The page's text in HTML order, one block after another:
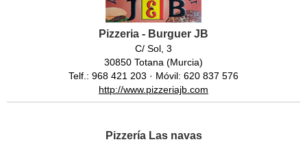
Pizzeria - Burguer JB
C/ Sol, 3
30850 Totana (Murcia)
Telf.: 968 421 203 · Móvil: 620 837 576
http://www.pizzeriajb.com
Pizzería Las navas